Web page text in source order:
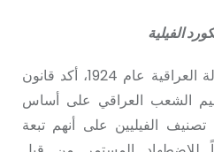
الفيلية
منذ تأسيس الدولة العراقية عام 1924، أكد قانون
الشعب العراقي على أساس
الفيليين على أنهم تبعة